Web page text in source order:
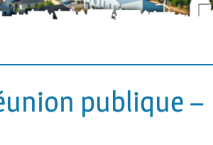
publique –